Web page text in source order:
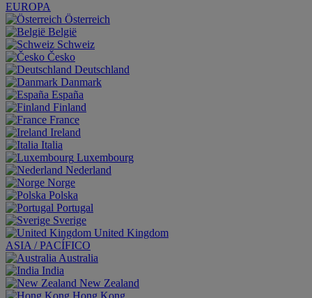
EUROPA
Österreich
België
Schweiz
Česko
Deutschland
Danmark
España
Finland
France
Ireland
Italia
Luxembourg
Nederland
Norge
Polska
Portugal
Sverige
United Kingdom
ASIA / PACÍFICO
Australia
India
New Zealand
Hong Kong